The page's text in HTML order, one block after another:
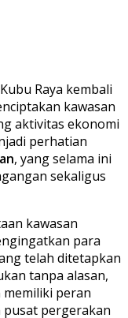
Raya kembali
kawasan
aktivitas ekonomi
perhatian
, yang selama ini
sekaligus
kawasan
para
telah ditetapkan
tanpa alasan,
peran
pusat pergerakan